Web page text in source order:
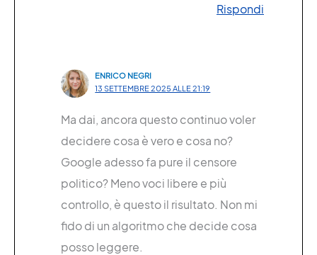
Rispondi
ENRICO NEGRI
13 SETTEMBRE 2025 ALLE 21:19
Ma dai, ancora questo continuo voler
decidere cosa è vero e cosa no?
Google adesso fa pure il censore
politico? Meno voci libere e più
controllo, è questo il risultato. Non mi
fido di un algoritmo che decide cosa
posso leggere.